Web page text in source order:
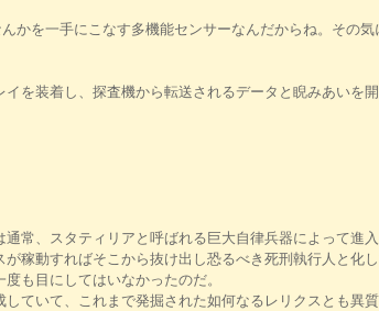
かを一手にこなす多機能センサーなんだからね。その
を装着し、探査機から転送されるデータと睨みあいを
常、スタティリアと呼ばれる巨大自律兵器によって進
稼動すればそこから抜け出し恐るべき死刑執行人と化し
も目にしてはいなかったのだ。
いて、これまで発掘された如何なるレリクスとも異質